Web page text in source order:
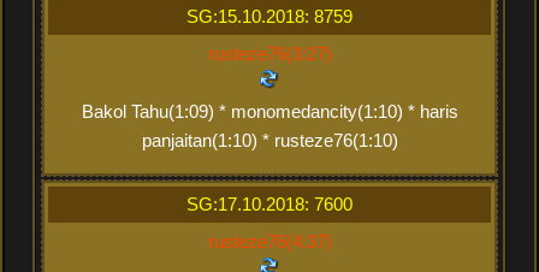
SG:15.10.2018: 8759
rusteze76(3:27)
Bakol Tahu(1:09) * monomedancity(1:10) * haris
panjaitan(1:10) * rusteze76(1:10)
SG:17.10.2018: 7600
rusteze76(4:37)